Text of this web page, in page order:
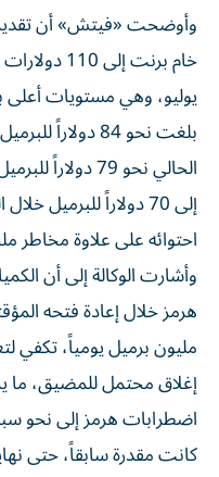
وأوضحت «فيتش» أن
يوليو، وهي مستويات أعلى
بلغت نحو 84
الحالي نحو 79
إلى 70 دولاراً للبرميل
احتوائه على علاوة مخاطر
وأشارت الوكالة إلى أن
مليون برميل يومياً،
إغلاق محتمل للمضيق، ما
اضطرابات هرمز إلى نحو
كانت مقدرة سابقاً، حتى